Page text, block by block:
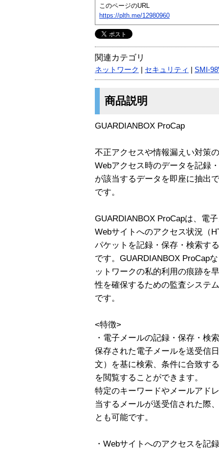
このページのURL
https://plth.me/12980960
関連カテゴリ
ネットワーク セキュリティ SMI-
商品説明
GUARDIANBOX ProCap
不正アクセスや情報漏えい対策
Webアクセス時のデータを記録
が該当するデータを即座に抽出
です。
GUARDIANBOX ProCapは、電
Webサイトへのアクセス状況（
パケットを記録・保存・検索す
です。GUARDIANBOX ProCap
ットワークの私的利用の痕跡を
性を確保するための監査システ
です。
<特徴>
・電子メールの記録・保存・検索
保存された電子メールを送受信
文）を基に検索、条件に合致す
を閲覧することができます。
特定のキーワードやメールアド
当するメールが送受信された際
とも可能です。
・Webサイトへのアクセスを記